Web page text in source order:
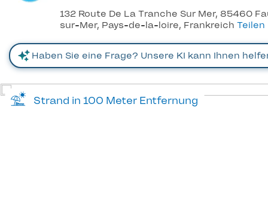
132 Route De La Tranche Sur Mer, 85460
sur-Mer, Pays-de-la-loire, Frankreich Teilen
Strand in 100 Meter Entfernung